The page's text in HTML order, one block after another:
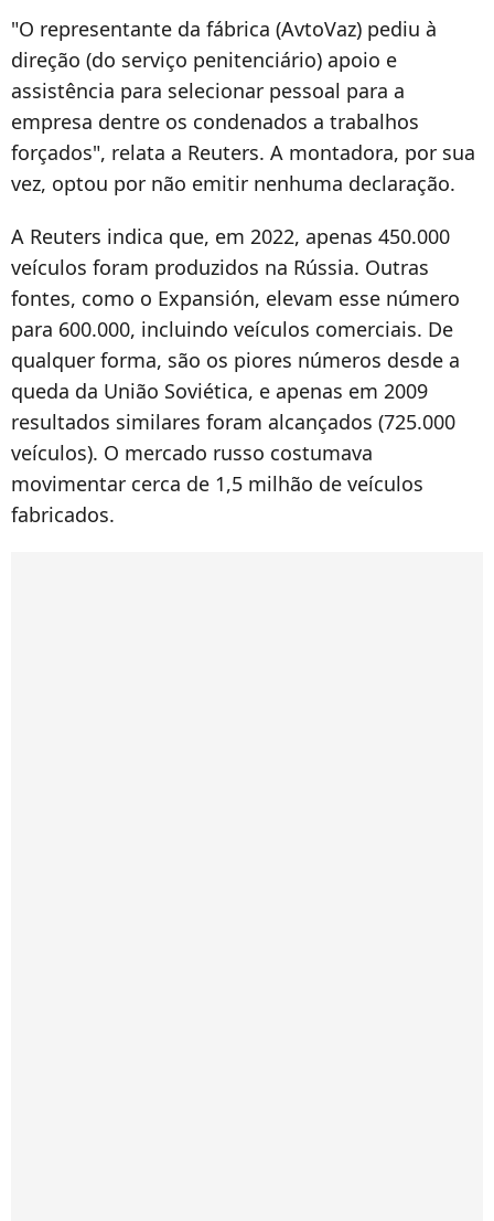
"O representante da fábrica (AvtoVaz) pediu à
direção (do serviço penitenciário) apoio e
assistência para selecionar pessoal para a
empresa dentre os condenados a trabalhos
forçados", relata a Reuters. A montadora, por sua
vez, optou por não emitir nenhuma declaração.
A Reuters indica que, em 2022, apenas 450.000
veículos foram produzidos na Rússia. Outras
fontes, como o Expansión, elevam esse número
para 600.000, incluindo veículos comerciais. De
qualquer forma, são os piores números desde a
queda da União Soviética, e apenas em 2009
resultados similares foram alcançados (725.000
veículos). O mercado russo costumava
movimentar cerca de 1,5 milhão de veículos
fabricados.